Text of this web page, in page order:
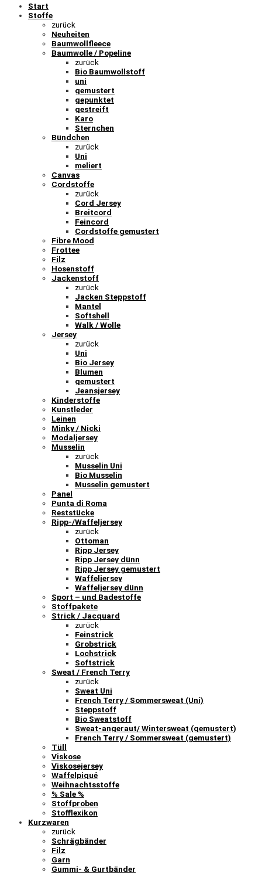
Start
Stoffe
zurück
Neuheiten
Baumwollfleece
Baumwolle / Popeline
zurück
Bio Baumwollstoff
uni
gemustert
gepunktet
gestreift
Karo
Sternchen
Bündchen
zurück
Uni
meliert
Canvas
Cordstoffe
zurück
Cord Jersey
Breitcord
Feincord
Cordstoffe gemustert
Fibre Mood
Frottee
Filz
Hosenstoff
Jackenstoff
zurück
Jacken Steppstoff
Mantel
Softshell
Walk / Wolle
Jersey
zurück
Uni
Bio Jersey
Blumen
gemustert
Jeansjersey
Kinderstoffe
Kunstleder
Leinen
Minky / Nicki
Modaljersey
Musselin
zurück
Musselin Uni
Bio Musselin
Musselin gemustert
Panel
Punta di Roma
Reststücke
Ripp-/Waffeljersey
zurück
Ottoman
Ripp Jersey
Ripp Jersey dünn
Ripp Jersey gemustert
Waffeljersey
Waffeljersey dünn
Sport – und Badestoffe
Stoffpakete
Strick / Jacquard
zurück
Feinstrick
Grobstrick
Lochstrick
Softstrick
Sweat / French Terry
zurück
Sweat Uni
French Terry / Sommersweat (Uni)
Steppstoff
Bio Sweatstoff
Sweat-angeraut/ Wintersweat (gemustert)
French Terry / Sommersweat (gemustert)
Tüll
Viskose
Viskosejersey
Waffelpiqué
Weihnachtsstoffe
% Sale %
Stoffproben
Stofflexikon
Kurzwaren
zurück
Schrägbänder
Filz
Garn
Gummi- & Gurtbänder